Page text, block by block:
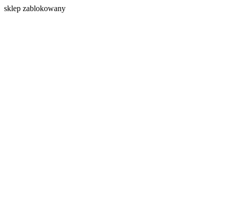
sklep zablokowany